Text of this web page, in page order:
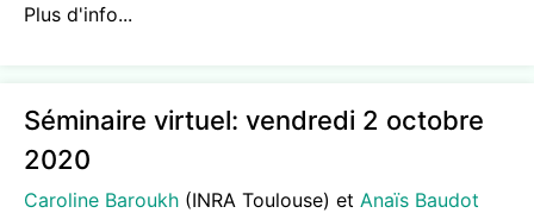
Plus d'info...
Séminaire virtuel: vendredi 2 octobre
2020
Caroline Baroukh (INRA Toulouse) et Anaïs Baudot